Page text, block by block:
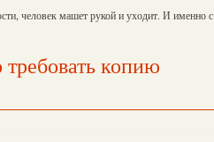
человек машет рукой и уходит. И именно с
копию